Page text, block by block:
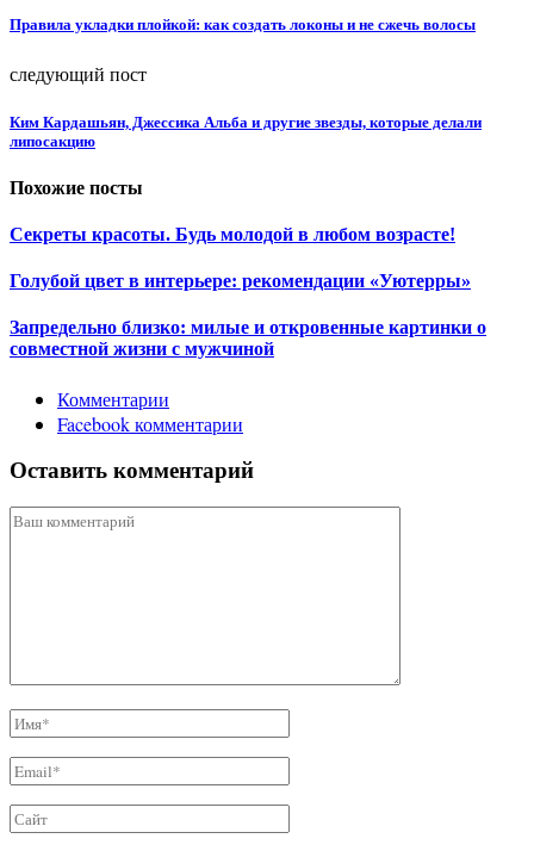
Правила укладки плойкой: как создать локоны и не сжечь волосы
следующий пост
Ким Кардашьян, Джессика Альба и другие звезды, которые делали
липосакцию
Похожие посты
Секреты красоты. Будь молодой в любом возрасте!
Голубой цвет в интерьере: рекомендации «Уютерры»
Запредельно близко: милые и откровенные картинки о
совместной жизни с мужчиной
Комментарии
Facebook комментарии
Оставить комментарий